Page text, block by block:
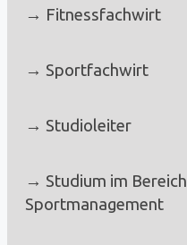
→ Fitnessfachwirt
→ Sportfachwirt
→ Studioleiter
→ Studium im Bereich
Sportmanagement